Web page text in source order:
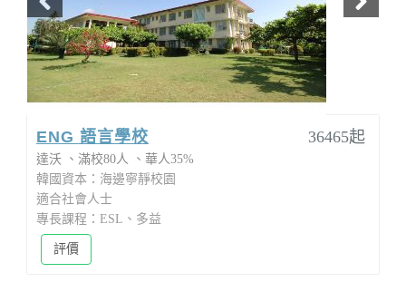
ENG 語言學校 36465起
達沃 滿校80人
華人35%
韓國資本：海邊寧靜校園
適合社會人士
專長課程：ESL、多益
評價